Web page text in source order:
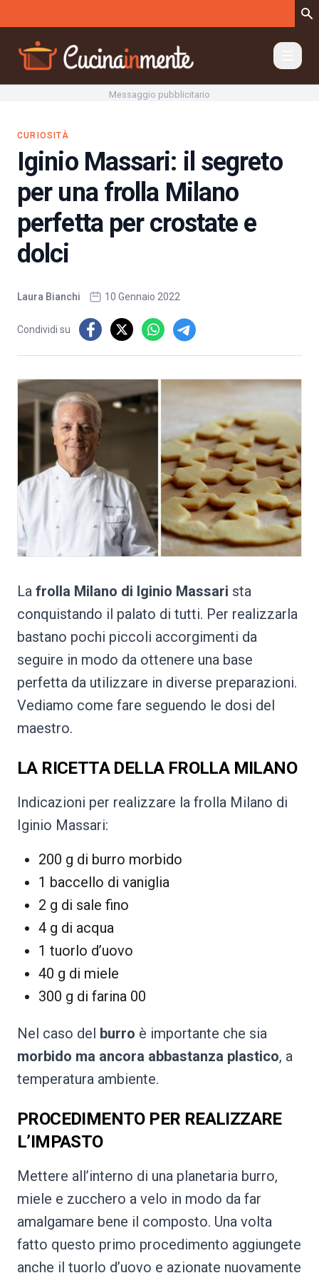
Messaggio pubblicitario
CURIOSITÀ
Iginio Massari: il segreto
per una frolla Milano
perfetta per crostate e
dolci
Laura Bianchi 10 Gennaio 2022
Condividi su
La frolla Milano di Iginio Massari sta
conquistando il palato di tutti. Per realizzarla
bastano pochi piccoli accorgimenti da
seguire in modo da ottenere una base
perfetta da utilizzare in diverse preparazioni.
Vediamo come fare seguendo le dosi del
maestro.
LA RICETTA DELLA FROLLA MILANO
Indicazioni per realizzare la frolla Milano di
Iginio Massari:
200 g di burro morbido
1 baccello di vaniglia
2 g di sale fino
4 g di acqua
1 tuorlo d’uovo
40 g di miele
300 g di farina 00
Nel caso del burro è importante che sia
morbido ma ancora abbastanza plastico, a
temperatura ambiente.
PROCEDIMENTO PER REALIZZARE
L’IMPASTO
Mettere all’interno di una planetaria burro,
miele e zucchero a velo in modo da far
amalgamare bene il composto. Una volta
fatto questo primo procedimento aggiungete
anche il tuorlo d’uovo e azionate nuovamente